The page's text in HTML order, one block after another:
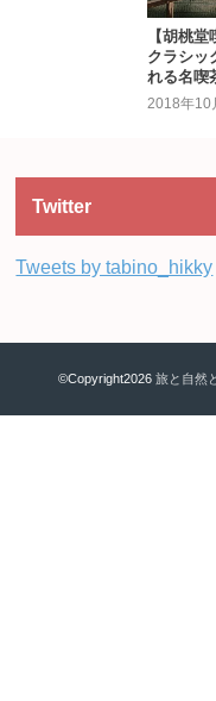
【胡桃
クラシッ
れる名喫
2018年10
Twitter
Tweets by tabino_hikky
©Copyright2026旅と自然